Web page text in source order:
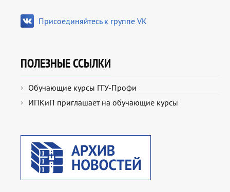
Присоединяйтесь к группе VK
ПОЛЕЗНЫЕ ССЫЛКИ
Обучающие курсы ГГУ-Профи
ИПКиП приглашает на обучающие курсы